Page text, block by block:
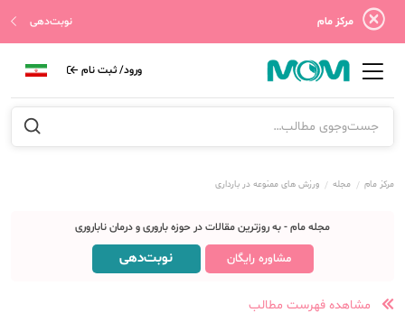
مرکز مام نوبت‌دهی
ورود/ ثبت نام
مرکز مام مجله ورزش های ممنوعه در بارداری
مجله مام - به روزترین مقالات در حوزه باروری و درمان ناباروری
مشاوره رایگان نوبت‌دهی
مشاهده فهرست مطالب